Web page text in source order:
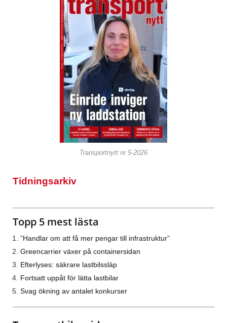
Transportnytt nr 5-2026
Tidningsarkiv
Topp 5 mest lästa
”Handlar om att få mer pengar till infrastruktur”
Greencarrier växer på containersidan
Efterlyses: säkrare lastbilssläp
Fortsatt uppåt för lätta lastbilar
Svag ökning av antalet konkurser